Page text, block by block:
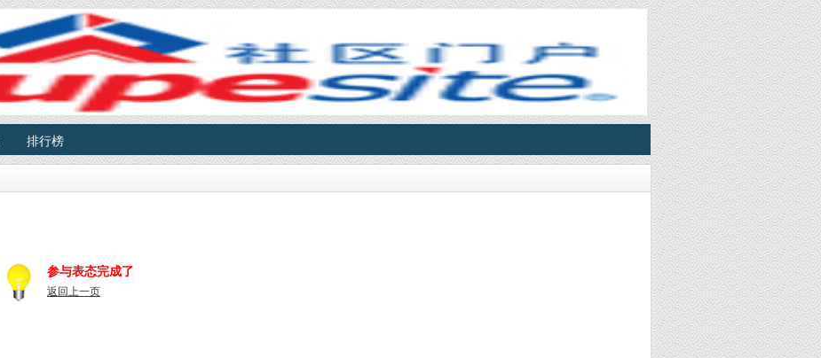
排行榜
参与表态完成了
返回上一页